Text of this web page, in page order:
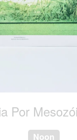
Por
Noon